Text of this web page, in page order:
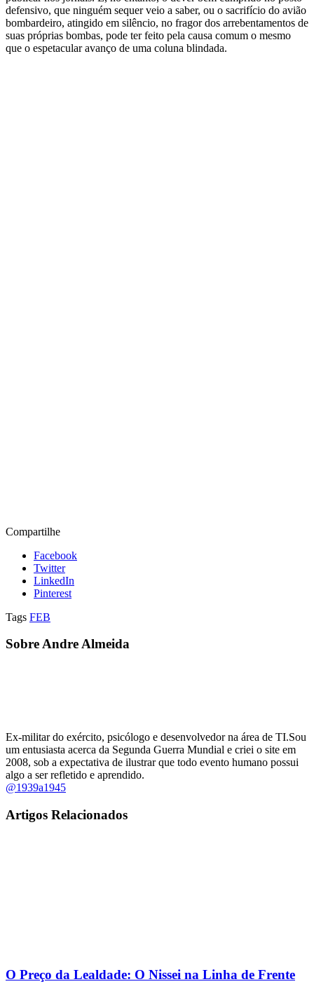
defensivo, que ninguém sequer veio a saber, ou o sacrifício do avião
bombardeiro, atingido em silêncio, no fragor dos arrebentamentos de
suas próprias bombas, pode ter feito pela causa comum o mesmo
que o espetacular avanço de uma coluna blindada.
Compartilhe
Facebook
Twitter
LinkedIn
Pinterest
Tags FEB
Sobre Andre Almeida
Ex-militar do exército, psicólogo e desenvolvedor na área de TI.Sou
um entusiasta acerca da Segunda Guerra Mundial e criei o site em
2008, sob a expectativa de ilustrar que todo evento humano possui
algo a ser refletido e aprendido.
@1939a1945
Artigos Relacionados
O Preço da Lealdade: O Nissei na Linha de Frente